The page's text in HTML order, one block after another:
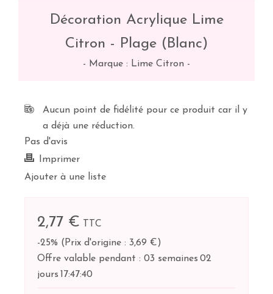
Décoration Acrylique Lime
Citron - Plage (Blanc)
- Marque : Lime Citron -
Aucun point de fidélité pour ce produit car il y
a déjà une réduction.
Pas d'avis
Imprimer
Ajouter à une liste
2,77 €
TTC
-25% ( Prix d'origine : 3,69 €)
Offre valable pendant : 03 semaines 02
jours 17:47:40